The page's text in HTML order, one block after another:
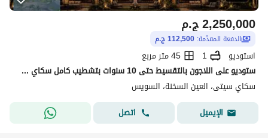
ج.م2,250,000
الدفعة المقدّمة: 112,500 ج.م
استوديو 1
45 متر مربع
ستوديو على اللاجون بالتقسيط حتى 10 سنوات بتشطيب كامل سكاي سيتي
سكاي سيتى، العين السخنة، السويس
الإيميل
اتصل